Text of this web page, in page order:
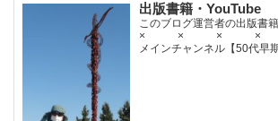
出版書籍・YouTube
このブログ運営者の出版書
× × × × ×
メインチャンネル【50代早